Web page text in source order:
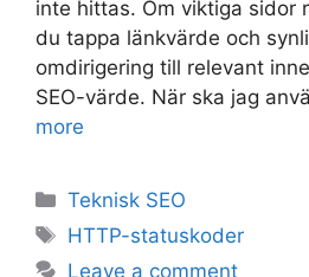
inte hittas. Om viktiga sidor
du tappa länkvärde och
omdirigering till relevant
SEO-värde. När ska jag
more
Teknisk SEO
HTTP-statuskoder
Leave a comment